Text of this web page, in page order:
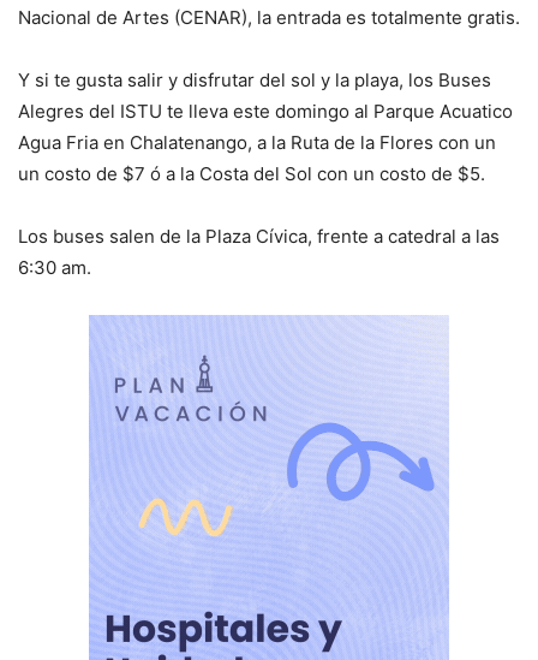
Nacional de Artes (CENAR), la entrada es totalmente gratis.
Y si te gusta salir y disfrutar del sol y la playa, los Buses
Alegres del ISTU te lleva este domingo al Parque Acuatico
Agua Fria en Chalatenango, a la Ruta de la Flores con un
un costo de $7 ó a la Costa del Sol con un costo de $5.
Los buses salen de la Plaza Cívica, frente a catedral a las
6:30 am.